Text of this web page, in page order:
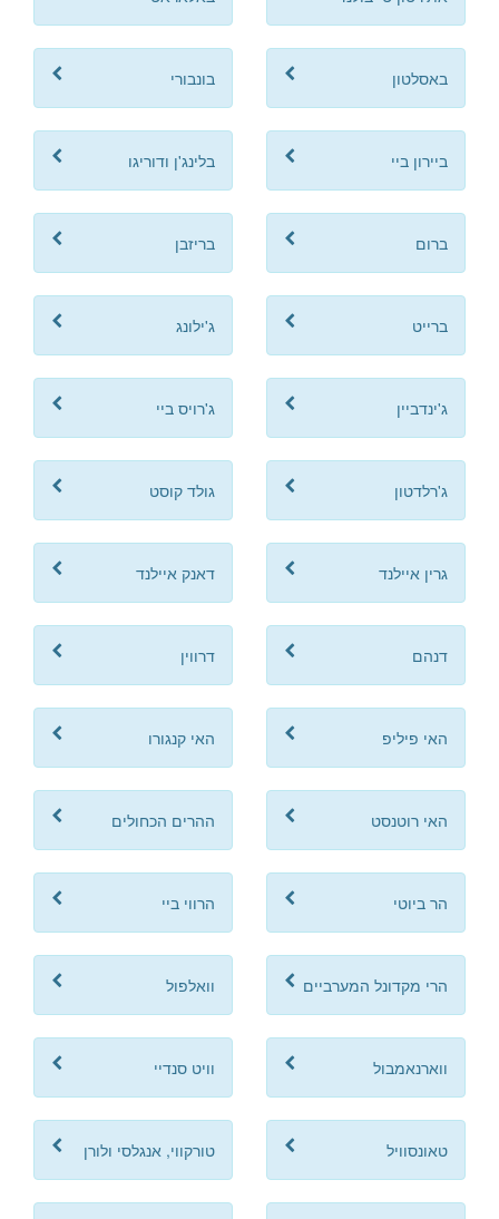
באסלטון בונבורי
ביירון ביי בלינג'ן ודוריגו
ברום בריזבן
ברייט ג'ילונג
ג'ינדביין ג'רויס ביי
ג'רלדטון גולד קוסט
גרין איילנד דאנק איילנד
דנהם דרווין
האי פיליפ האי קנגורו
האי רוטנסט ההרים הכחולים
הר ביוטי הרווי ביי
הרי מקדונל המערביים וואלפול
ווארנאמבול וויט סנדיי
טאונסוויל טורקווי, אנגלסי ולורן